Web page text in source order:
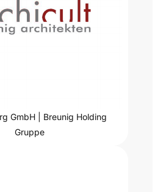
GmbH | Breunig Holding
Gruppe